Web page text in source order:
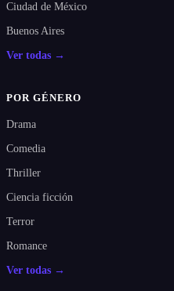
Ciudad de México
Buenos Aires
Ver todas →
POR GÉNERO
Drama
Comedia
Thriller
Ciencia ficción
Terror
Romance
Ver todas →